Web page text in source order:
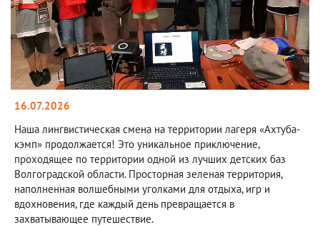
16.07.2026
Наша лингвистическая смена на территории лагеря «Ахтуба-
кэмп» продолжается! Это уникальное приключение,
проходящее по территории одной из лучших детских баз
Волгоградской области. Просторная зеленая территория,
наполненная волшебными уголками для отдыха, игр и
вдохновения, где каждый день превращается в
захватывающее путешествие.